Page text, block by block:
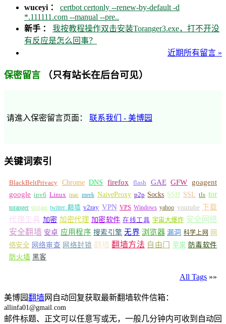
wuceyi ： certbot certonly --renew-by-default -d
*.111111.com --manual --pre..
新手 ： 我按教程操作双击安装Toranger3.exe，打不开没
有反应是怎么回事？
近期所有留言 »
保密留言 （只有站长在后台可见）
请進入保密留言页面： 联系我们 - 美博园
关键词索引
BlackBeltPrivacy Chrome DNS firefox flash GAE GFW
goagent
google ipv6 Linux mac meek NaiveProxy p2p Socks SSH SSL tls tor
toranger trojan twitter 翻墙 v2ray VPN VPS Windows yahoo youtube 下载
代理工具 加密 加密代理 加密软件 在线工具 宇宙大爆炸 安全网络
安全翻墙 安卓 应用程序 搜索引擎 无界 浏览器 漏洞 科学上网 网
络安全 网络审查 网络封锁 翻墙 翻墙方法 自由门 苹果 防毒软件
防火墙 黑客
All Tags »»
美博园翻墙网自动回复获取最新翻墙软件信箱：
allinfa01@gmail.com
邮件标题、正文可以任意写或无，一般几分钟内可收到自动回